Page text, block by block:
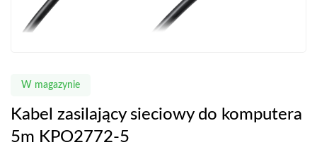
W magazynie
Kabel zasilający sieciowy do komputera
5m KPO2772-5